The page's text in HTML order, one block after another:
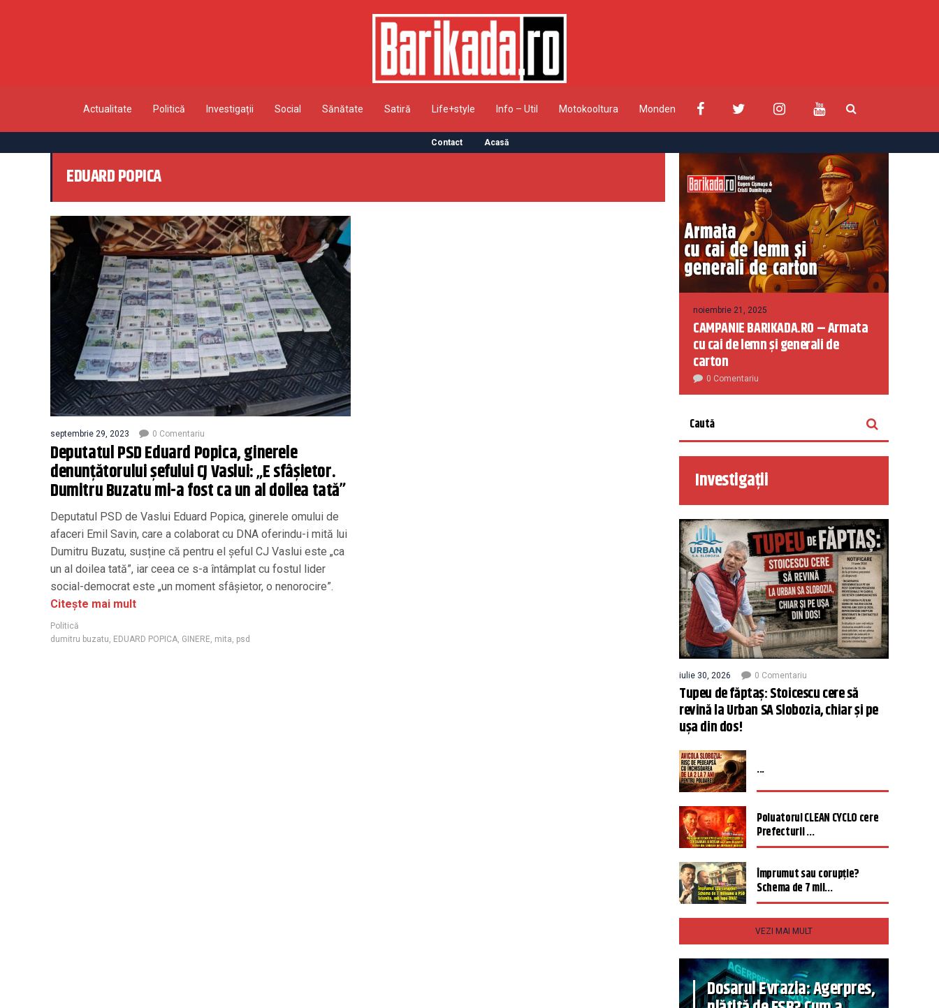
Actualitate Politică Investigații Social Sănătate Satiră Life+style Info – Util Motokooltura Monden
Contact Acasă
EDUARD POPICA
septembrie 29, 2023 0 Comentariu
Deputatul PSD Eduard Popica, ginerele
denunțătorului șefului CJ Vaslui: „E sfâșietor.
Dumitru Buzatu mi-a fost ca un al doilea tată”
Deputatul PSD de Vaslui Eduard Popica, ginerele omului de
afaceri Emil Savin, care a colaborat cu DNA oferindu-i mită lui
Dumitru Buzatu, susține că pentru el șeful CJ Vaslui este „ca
un al doilea tată”, iar ceea ce s-a întâmplat cu fostul lider
social-democrat este „un moment sfâşietor, o nenorocire”.
Citește mai mult
Politică
dumitru buzatu EDUARD POPICA GINERE mita psd
noiembrie 21, 2025
CAMPANIE BARIKADA.RO – Armata
cu cai de lemn și generali de
carton
0 Comentariu
Investigații
iulie 30, 2026 0 Comentariu
Tupeu de făptaș: Stoicescu cere să
revină la Urban SA Slobozia, chiar și pe
ușa din dos!
...
Poluatorul CLEAN CYCLO cere
Prefecturii ...
Împrumut sau corupție?
Schema de 7 mil...
VEZI MAI MULT
Dosarul Evrazia: Agerpres,